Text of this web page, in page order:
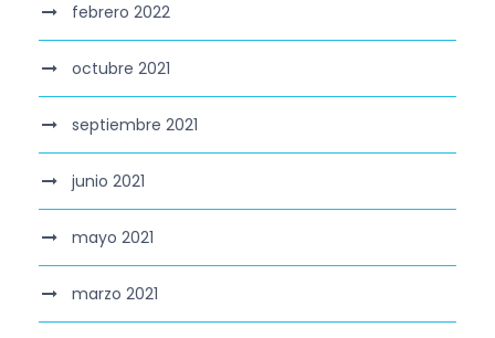
febrero 2022
octubre 2021
septiembre 2021
junio 2021
mayo 2021
marzo 2021